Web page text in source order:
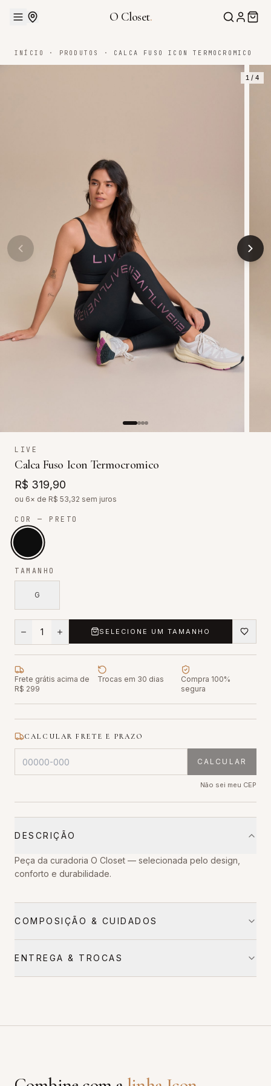
O Closet.
INÍCIO · PRODUTOS · CALCA FUSO ICON TERMOCROMICO
1 / 4
LIVE
Calca Fuso Icon Termocromico
R$ 319,90
ou 6× de R$ 53,32 sem juros
COR — PRETO
TAMANHO
G
1 SELECIONE UM TAMANHO
Frete grátis acima de
R$ 299
Trocas em 30 dias
Compra 100%
segura
CALCULAR FRETE E PRAZO
CALCULAR
Não sei meu CEP
DESCRIÇÃO
Peça da curadoria O Closet — selecionada pelo design,
conforto e durabilidade.
COMPOSIÇÃO & CUIDADOS
ENTREGA & TROCAS